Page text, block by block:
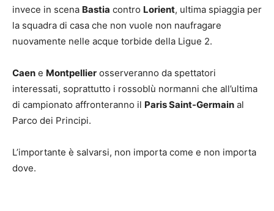
invece in scena Bastia contro Lorient, ultima spiaggia per
la squadra di casa che non vuole non naufragare
nuovamente nelle acque torbide della Ligue 2.
Caen e Montpellier osserveranno da spettatori
interessati, soprattutto i rossoblù normanni che all’ultima
di campionato affronteranno il Paris Saint-Germain al
Parco dei Principi.
L’importante è salvarsi, non importa come e non importa
dove.